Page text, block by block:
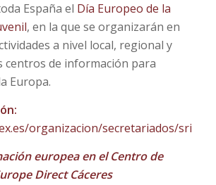
España el Día Europeo de la
, en la que se organizarán en
a nivel local, regional y
centros de información para
Europa.
organizacion/secretariados/sri
europea en el Centro de
Direct Cáceres